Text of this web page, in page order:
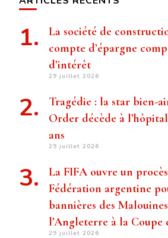
La société de
compte d’épargne
d’intérêt
29 juillet 2026
Tragédie : la star bien-
Order décède à
ans
29 juillet 2026
La FIFA ouvre un
Fédération argentine
bannières des
l’Angleterre à la Coupe
29 juillet 2026